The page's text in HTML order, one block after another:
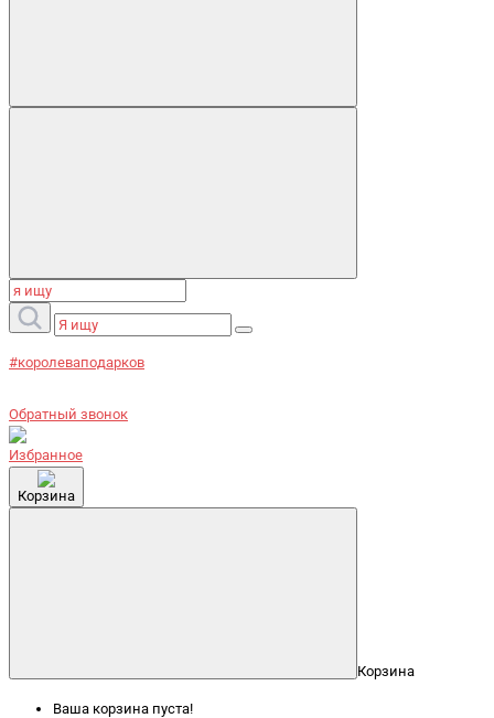
#королеваподарков
Обратный звонок
Избранное
Корзина
Корзина
Ваша корзина пуста!